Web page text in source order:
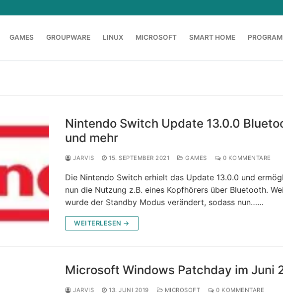
GAMES GROUPWARE LINUX MICROSOFT SMART HOME
Nintendo Switch Update 13.0.0
und mehr
JARVIS 15. SEPTEMBER 2021 GAMES 0 KOMMENTARE
Die Nintendo Switch erhielt das Update 13.0.0 und
nun die Nutzung z.B. eines Kopfhörers über Bluetooth.
wurde der Standby Modus verändert, sodass nun……
WEITERLESEN →
Microsoft Windows Patchday im Juni
JARVIS 13. JUNI 2019 MICROSOFT 0 KOMMENTARE